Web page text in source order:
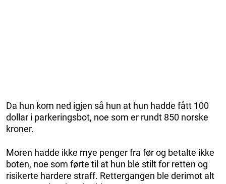
Da hun kom ned igjen så hun at hun hadde fått 100
dollar i parkeringsbot, noe som er rundt 850 norske
kroner.
Moren hadde ikke mye penger fra før og betalte ikke
boten, noe som førte til at hun ble stilt for retten og
risikerte hardere straff. Rettergangen ble derimot alt